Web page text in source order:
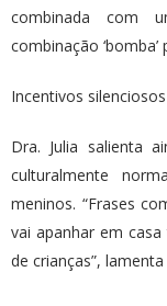
combinada com
combinação
Incentivos
Dra. Julia salienta
culturalmente
meninos. “Frases
vai apanhar em
de crianças”,